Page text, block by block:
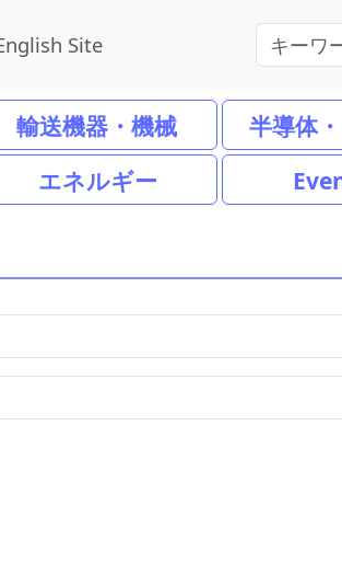
Site
輸送機器・機械 半導体
エネルギー